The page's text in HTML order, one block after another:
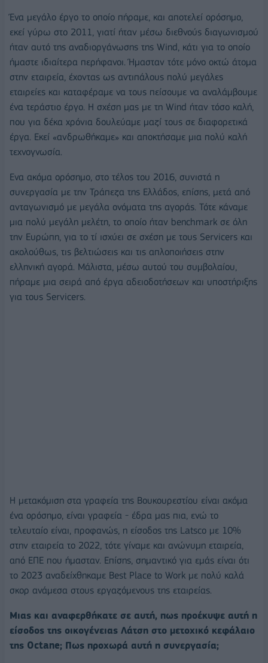
Ένα μεγάλο έργο το οποίο πήραμε, και αποτελεί ορόσημο,
εκεί γύρω στο 2011, γιατί ήταν μέσω διεθνούς διαγωνισμού
ήταν αυτό της αναδιοργάνωσης της Wind, κάτι για το οποίο
ήμαστε ιδιαίτερα περήφανοι. Ήμασταν τότε μόνο οκτώ άτομα
στην εταιρεία, έχοντας ως αντιπάλους πολύ μεγάλες
εταιρείες και καταφέραμε να τους πείσουμε να αναλάμβουμε
ένα τεράστιο έργο. Η σχέση μας με τη Wind ήταν τόσο καλή,
που για δέκα χρόνια δουλεύαμε μαζί τους σε διαφορετικά
έργα. Εκεί «ανδρωθήκαμε» και αποκτήσαμε μια πολύ καλή
τεχνογνωσία.
Ενα ακόμα ορόσημο, στο τέλος του 2016, συνιστά η
συνεργασία με την Τράπεζα της Ελλάδος, επίσης, μετά από
ανταγωνισμό με μεγάλα ονόματα της αγοράς. Τότε κάναμε
μια πολύ μεγάλη μελέτη, το οποίο ήταν benchmark σε όλη
την Ευρώπη, για το τί ισχύει σε σχέση με τους Servicers και
ακολούθως, τις βελτιώσεις και τις απλοποιήσεις στην
ελληνική αγορά. Μάλιστα, μέσω αυτού του συμβολαίου,
πήραμε μια σειρά από έργα αδειοδοτήσεων και υποστήριξης
για τους Servicers.
Η μετακόμιση στα γραφεία της Βουκουρεστίου είναι ακόμα
ένα ορόσημο, είναι γραφεία - έδρα μας πια, ενώ το
τελευταίο είναι, προφανώς, η είσοδος της Latsco με 10%
στην εταιρεία το 2022, τότε γίναμε και ανώνυμη εταιρεία,
από ΕΠΕ που ήμασταν. Επίσης, σημαντικό για εμάς είναι ότι
το 2023 αναδείχθηκαμε Best Place to Work με πολύ καλά
σκορ ανάμεσα στους εργαζόμενους της εταιρείας.
Μιας και αναφερθήκατε σε αυτή, πως προέκυψε αυτή η
είσοδος της οικογένειας Λάτση στο μετοχικό κεφάλαιο
της Octane; Πως προχωρά αυτή η συνεργασία;